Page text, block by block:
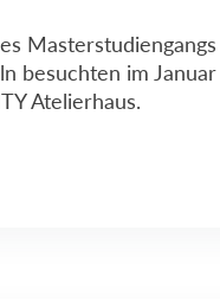
besuchten im
Atelierhaus.